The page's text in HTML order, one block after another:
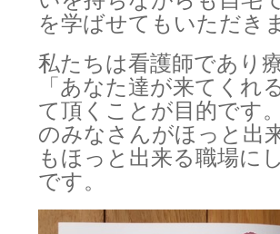
を学ばせてもいただき
私たちは看護師であり
「あなた達が来てくれ
て頂くことが目的です
のみなさんがほっと出
もほっと出来る職場に
です。